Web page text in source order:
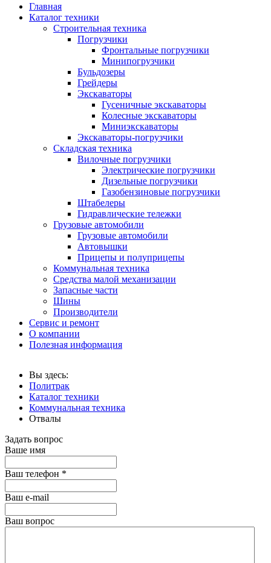
Главная
Каталог техники
Строительная техника
Погрузчики
Фронтальные погрузчики
Минипогрузчики
Бульдозеры
Грейдеры
Экскаваторы
Гусеничные экскаваторы
Колесные экскаваторы
Миниэкскаваторы
Экскаваторы-погрузчики
Складская техника
Вилочные погрузчики
Электрические погрузчики
Дизельные погрузчики
Газобензиновые погрузчики
Штабелеры
Гидравлические тележки
Грузовые автомобили
Грузовые автомобили
Автовышки
Прицепы и полуприцепы
Коммунальная техника
Средства малой механизации
Запасные части
Шины
Производители
Сервис и ремонт
О компании
Полезная информация
Вы здесь:
Политрак
Каталог техники
Коммунальная техника
Отвалы
Задать вопрос
Ваше имя
Ваш телефон *
Ваш е-mail
Ваш вопрос